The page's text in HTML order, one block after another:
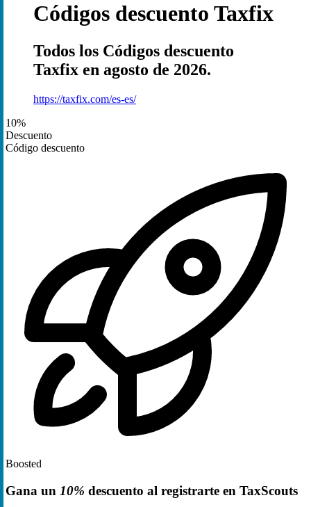
Códigos descuento Taxfix
Todos los Códigos descuento
Taxfix en agosto de 2026.
https://taxfix.com/es-es/
10%
Descuento
Código descuento
Boosted
Gana un 10% descuento al registrarte en TaxScouts